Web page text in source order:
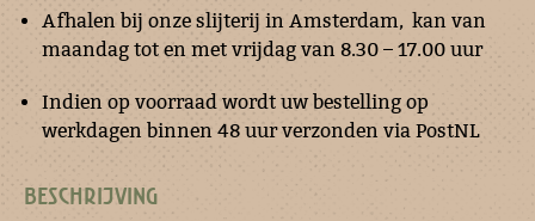
Afhalen bij onze slijterij in Amsterdam, kan van
maandag tot en met vrijdag van 8.30 – 17.00 uur
Indien op voorraad wordt uw bestelling op
werkdagen binnen 48 uur verzonden via PostNL
BESCHRIJVING